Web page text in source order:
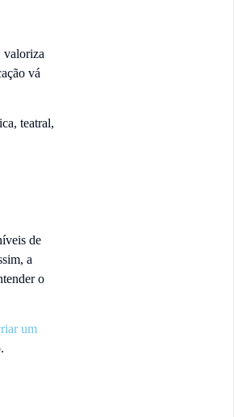
valoriza
vá
teatral,
de
a
o
um